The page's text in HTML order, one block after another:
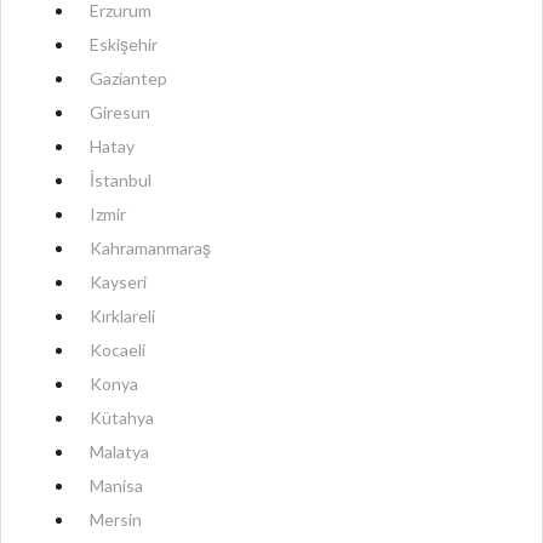
Erzurum
Eskişehir
Gaziantep
Giresun
Hatay
İstanbul
Izmir
Kahramanmaraş
Kayseri
Kırklareli
Kocaeli
Konya
Kütahya
Malatya
Manisa
Mersin